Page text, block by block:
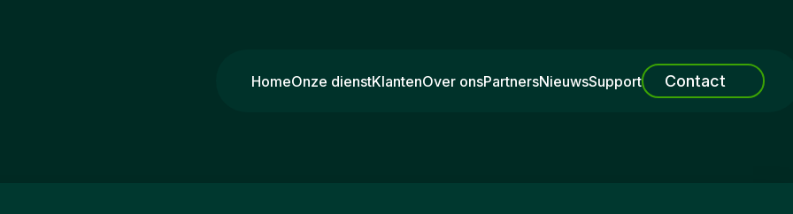
HomeOnze dienstKlantenOver onsPartnersNieuwsSupport Contact